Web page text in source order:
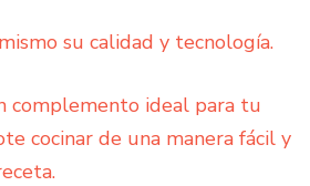
su calidad y tecnología.
complemento ideal para tu
cocinar de una manera fácil y